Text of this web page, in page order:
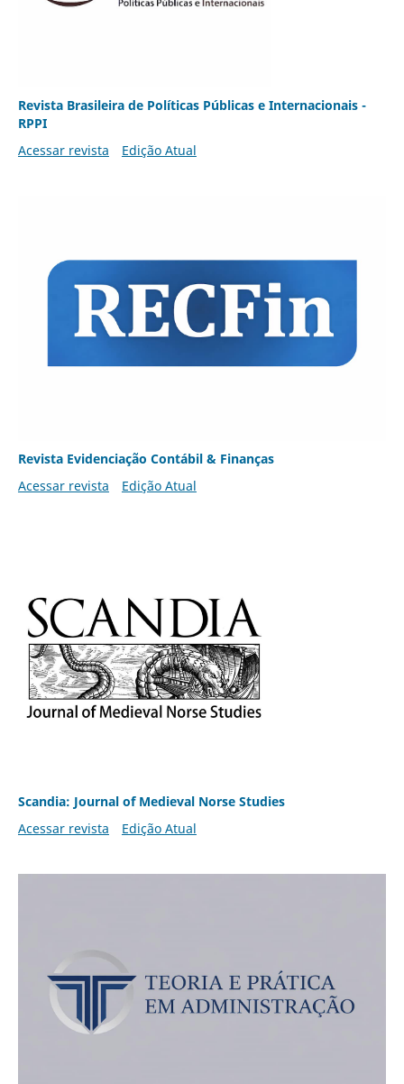
Revista Brasileira de Políticas Públicas e Internacionais -
RPPI
Acessar revista
Edição Atual
Revista Evidenciação Contábil & Finanças
Acessar revista
Edição Atual
Scandia: Journal of Medieval Norse Studies
Acessar revista
Edição Atual